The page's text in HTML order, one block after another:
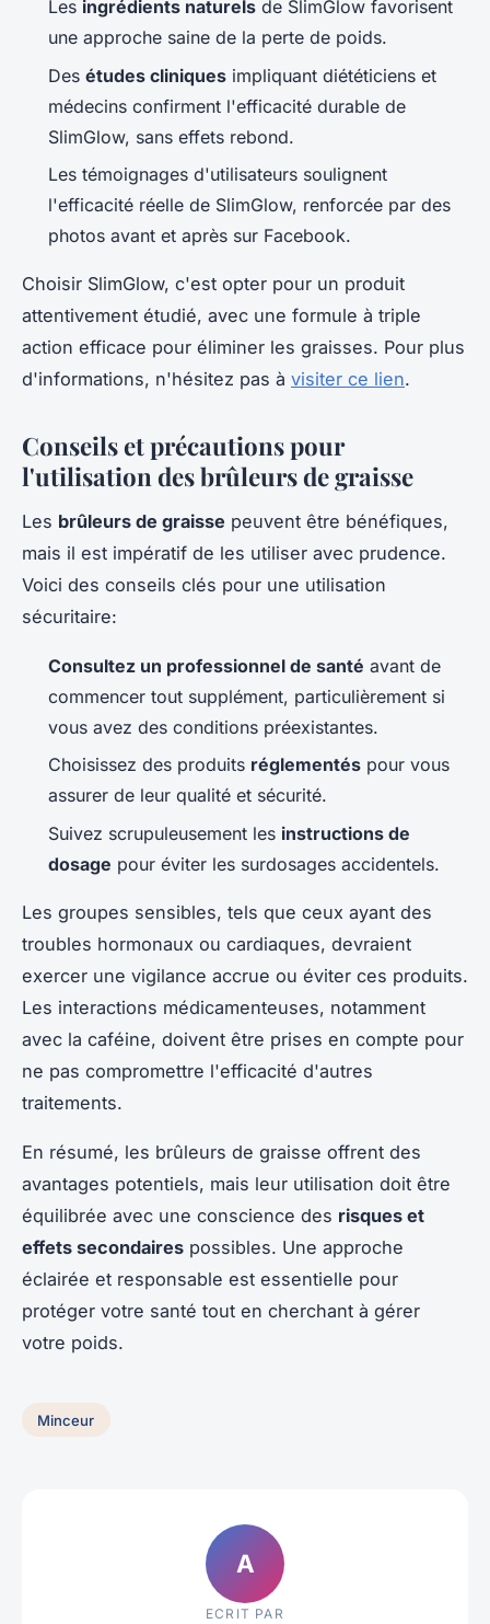
Les ingrédients naturels de SlimGlow favorisent
une approche saine de la perte de poids.
Des études cliniques impliquant diététiciens et
médecins confirment l'efficacité durable de
SlimGlow, sans effets rebond.
Les témoignages d'utilisateurs soulignent
l'efficacité réelle de SlimGlow, renforcée par des
photos avant et après sur Facebook.
Choisir SlimGlow, c'est opter pour un produit
attentivement étudié, avec une formule à triple
action efficace pour éliminer les graisses. Pour plus
d'informations, n'hésitez pas à visiter ce lien.
Conseils et précautions pour
l'utilisation des brûleurs de graisse
Les brûleurs de graisse peuvent être bénéfiques,
mais il est impératif de les utiliser avec prudence.
Voici des conseils clés pour une utilisation
sécuritaire:
Consultez un professionnel de santé avant de
commencer tout supplément, particulièrement si
vous avez des conditions préexistantes.
Choisissez des produits réglementés pour vous
assurer de leur qualité et sécurité.
Suivez scrupuleusement les instructions de
dosage pour éviter les surdosages accidentels.
Les groupes sensibles, tels que ceux ayant des
troubles hormonaux ou cardiaques, devraient
exercer une vigilance accrue ou éviter ces produits.
Les interactions médicamenteuses, notamment
avec la caféine, doivent être prises en compte pour
ne pas compromettre l'efficacité d'autres
traitements.
En résumé, les brûleurs de graisse offrent des
avantages potentiels, mais leur utilisation doit être
équilibrée avec une conscience des risques et
effets secondaires possibles. Une approche
éclairée et responsable est essentielle pour
protéger votre santé tout en cherchant à gérer
votre poids.
Minceur
A
ECRIT PAR